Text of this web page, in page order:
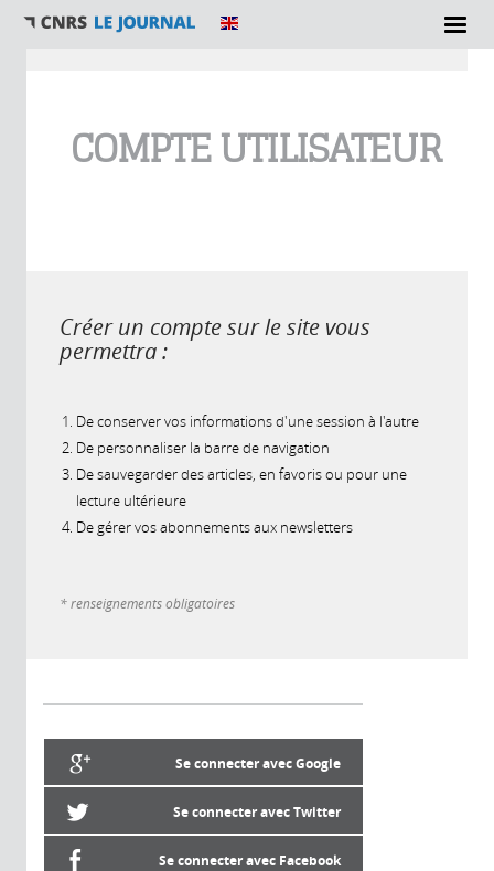
COMPTE UTILISATEUR
Créer un compte sur le site vous
permettra :
De conserver vos informations d'une session à l'autre
De personnaliser la barre de navigation
De sauvegarder des articles, en favoris ou pour une
lecture ultérieure
De gérer vos abonnements aux newsletters
* renseignements obligatoires
Se connecter avec Google
Se connecter avec Twitter
Se connecter avec Facebook